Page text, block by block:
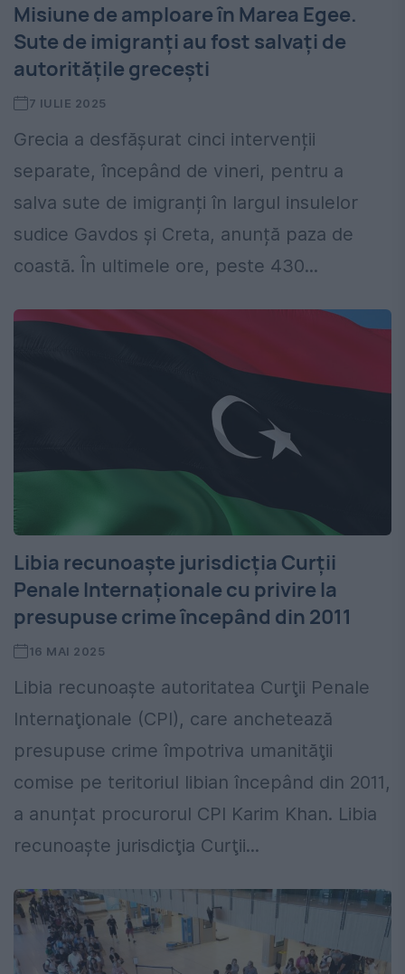
Misiune de amploare în Marea Egee.
Sute de imigranți au fost salvaţi de
autoritățile grecești
7 IULIE 2025
Grecia a desfășurat cinci intervenții
separate, începând de vineri, pentru a
salva sute de imigranți în largul insulelor
sudice Gavdos și Creta, anunță paza de
coastă. În ultimele ore, peste 430...
Libia recunoaşte jurisdicţia Curţii
Penale Internaţionale cu privire la
presupuse crime începând din 2011
16 MAI 2025
Libia recunoaşte autoritatea Curţii Penale
Internaţionale (CPI), care anchetează
presupuse crime împotriva umanităţii
comise pe teritoriul libian începând din 2011,
a anunțat procurorul CPI Karim Khan. Libia
recunoaşte jurisdicţia Curţii...